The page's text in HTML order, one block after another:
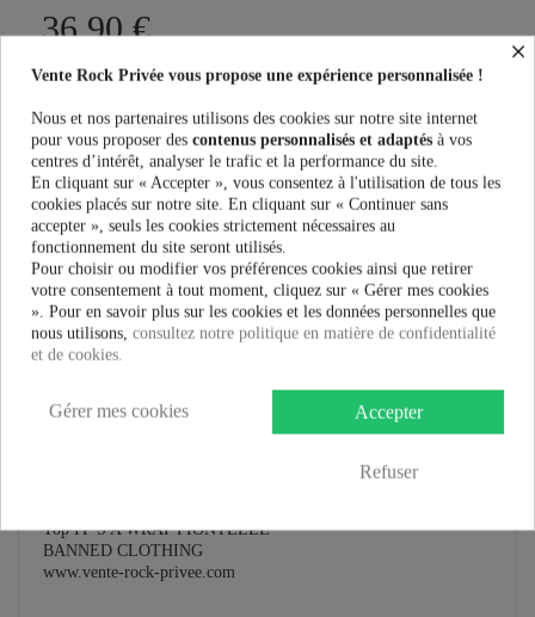
36,90 €
Plus que100,00 €et la livraison est offerte !
Guide des tailles
En savoir plus
Fiche technique
Top IT’S A WRAP PIONTELLE
BANNED CLOTHING
www.vente-rock-privee.com
×
Vente Rock Privée vous propose une expérience personnalisée !
Nous et nos partenaires utilisons des cookies sur notre site internet
pour vous proposer des contenus personnalisés et adaptés à vos
centres d’intérêt, analyser le trafic et la performance du site.
En cliquant sur « Accepter », vous consentez à l'utilisation de tous les
cookies placés sur notre site. En cliquant sur « Continuer sans
accepter », seuls les cookies strictement nécessaires au
fonctionnement du site seront utilisés.
Pour choisir ou modifier vos préférences cookies ainsi que retirer
votre consentement à tout moment, cliquez sur « Gérer mes cookies
». Pour en savoir plus sur les cookies et les données personnelles que
nous utilisons, consultez notre politique en matière de confidentialité
et de cookies.
Accepter
Refuser
Gérer mes cookies